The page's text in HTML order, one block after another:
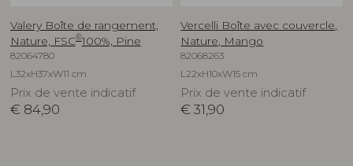
Valery Boîte de rangement,
Nature, FSC®100%, Pine
82064780
L32xH37xW11 cm
Prix de vente indicatif
€ 84,90
Vercelli Boîte avec couvercle,
Nature, Mango
82068263
L22xH10xW15 cm
Prix de vente indicatif
€ 31,90